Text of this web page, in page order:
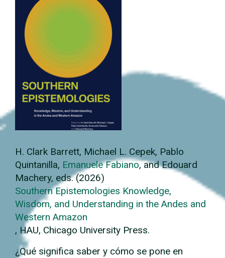
H. Clark Barrett, Michael L. Cepek, Pablo
Quintanilla, Emanuele Fabiano, and Edouard
Machery, eds. (2026)
Southern Epistemologies Knowledge,
Wisdom, and Understanding in the Andes and
Western Amazon
, HAU, Chicago University Press.
¿Qué significa saber y cómo se pone en